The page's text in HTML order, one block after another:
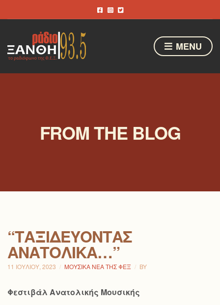
MENU
FROM THE BLOG
“ΤΑΞΙΔΕΎΟΝΤΑΣ
ΑΝΑΤΟΛΙΚΆ…”
11 ΙΟΥΛΊΟΥ, 2023 ΜΟΥΣΙΚΆ ΝΈΑ ΤΗΣ ΦΕΞ BY
Φεστιβάλ Ανατολικής Μουσικής